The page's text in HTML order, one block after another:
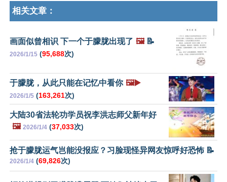
相关文章：
画面似曾相识 下一个于朦胧出现了 🖼️📝
2026/1/15 (95,688次)
于朦胧，从此只能在记忆中看你 🖼️▶️
2026/1/5 (163,261次)
大陆30省法轮功学员祝李洪志师父新年好
🖼️ 2026/1/4 (37,033次)
抢于朦胧运气岂能没报应？习脸现怪异网友惊呼好恐怖 📝
2026/1/4 (69,826次)